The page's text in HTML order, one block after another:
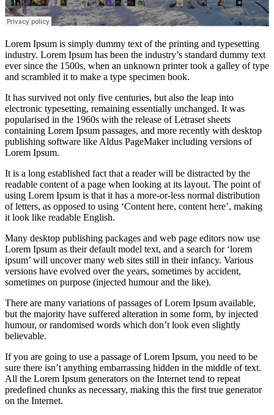
Lorem Ipsum is simply dummy text of the printing and typesetting
industry. Lorem Ipsum has been the industry’s standard dummy text
ever since the 1500s, when an unknown printer took a galley of type
and scrambled it to make a type specimen book.
It has survived not only five centuries, but also the leap into
electronic typesetting, remaining essentially unchanged. It was
popularised in the 1960s with the release of Letraset sheets
containing Lorem Ipsum passages, and more recently with desktop
publishing software like Aldus PageMaker including versions of
Lorem Ipsum.
It is a long established fact that a reader will be distracted by the
readable content of a page when looking at its layout. The point of
using Lorem Ipsum is that it has a more-or-less normal distribution
of letters, as opposed to using ‘Content here, content here’, making
it look like readable English.
Many desktop publishing packages and web page editors now use
Lorem Ipsum as their default model text, and a search for ‘lorem
ipsum’ will uncover many web sites still in their infancy. Various
versions have evolved over the years, sometimes by accident,
sometimes on purpose (injected humour and the like).
There are many variations of passages of Lorem Ipsum available,
but the majority have suffered alteration in some form, by injected
humour, or randomised words which don’t look even slightly
believable.
If you are going to use a passage of Lorem Ipsum, you need to be
sure there isn’t anything embarrassing hidden in the middle of text.
All the Lorem Ipsum generators on the Internet tend to repeat
predefined chunks as necessary, making this the first true generator
on the Internet.